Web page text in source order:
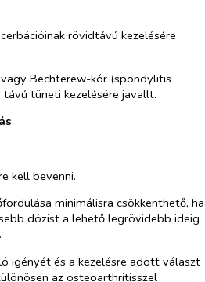
rövidtávú kezelésére
Bechterew-kór (spondylitis
tüneti kezelésére javallt.
kell bevenni.
minimálisra csökkenthető, ha
dózist a lehető legrövidebb ideig
igényét és a kezelésre adott választ
az osteoarthritisszel